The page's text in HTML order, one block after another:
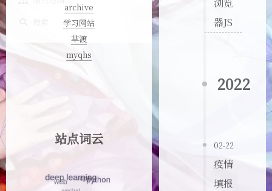
器JS
2022
02-22
疫情
填报
archive
学习网站
芈渡
myqhs
站点词云